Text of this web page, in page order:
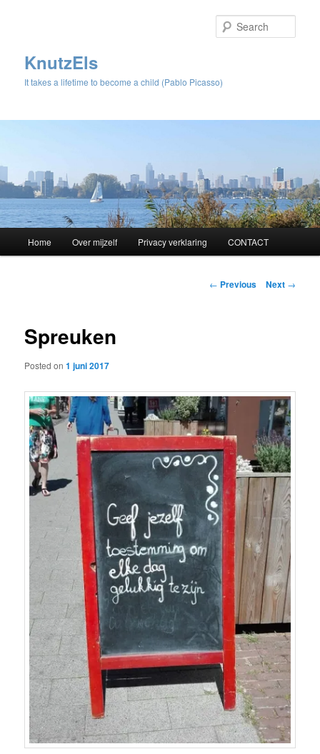
KnutzEls
It takes a lifetime to become a child (Pablo Picasso)
Skip
content
Home Over mijzelf Privacy verklaring CONTACT
Post
← Previous Next →
Spreuken
Posted on1 juni 2017